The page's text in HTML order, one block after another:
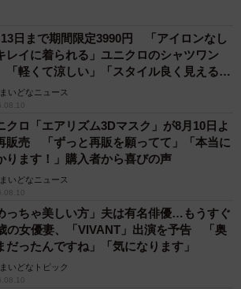
日まで期間限定3990円 「アイロンなし
レイに着られる」ユニクロのシャツワン
軽くて涼しい」「スタイル良く見える」
まいどなニュース
クロ「エアリズム3Dマスク」が8月10日よ
販売 「ずっと再販を願ってて」「本当に
ります！」購入者から喜びの声
まいどなニュース
っちゃ美しい方」夫は有名俳優…もうすぐ
の女優妻、「VIVANT」出演を予告 「奥
だったんですね」「気になります」
まいどなトピック